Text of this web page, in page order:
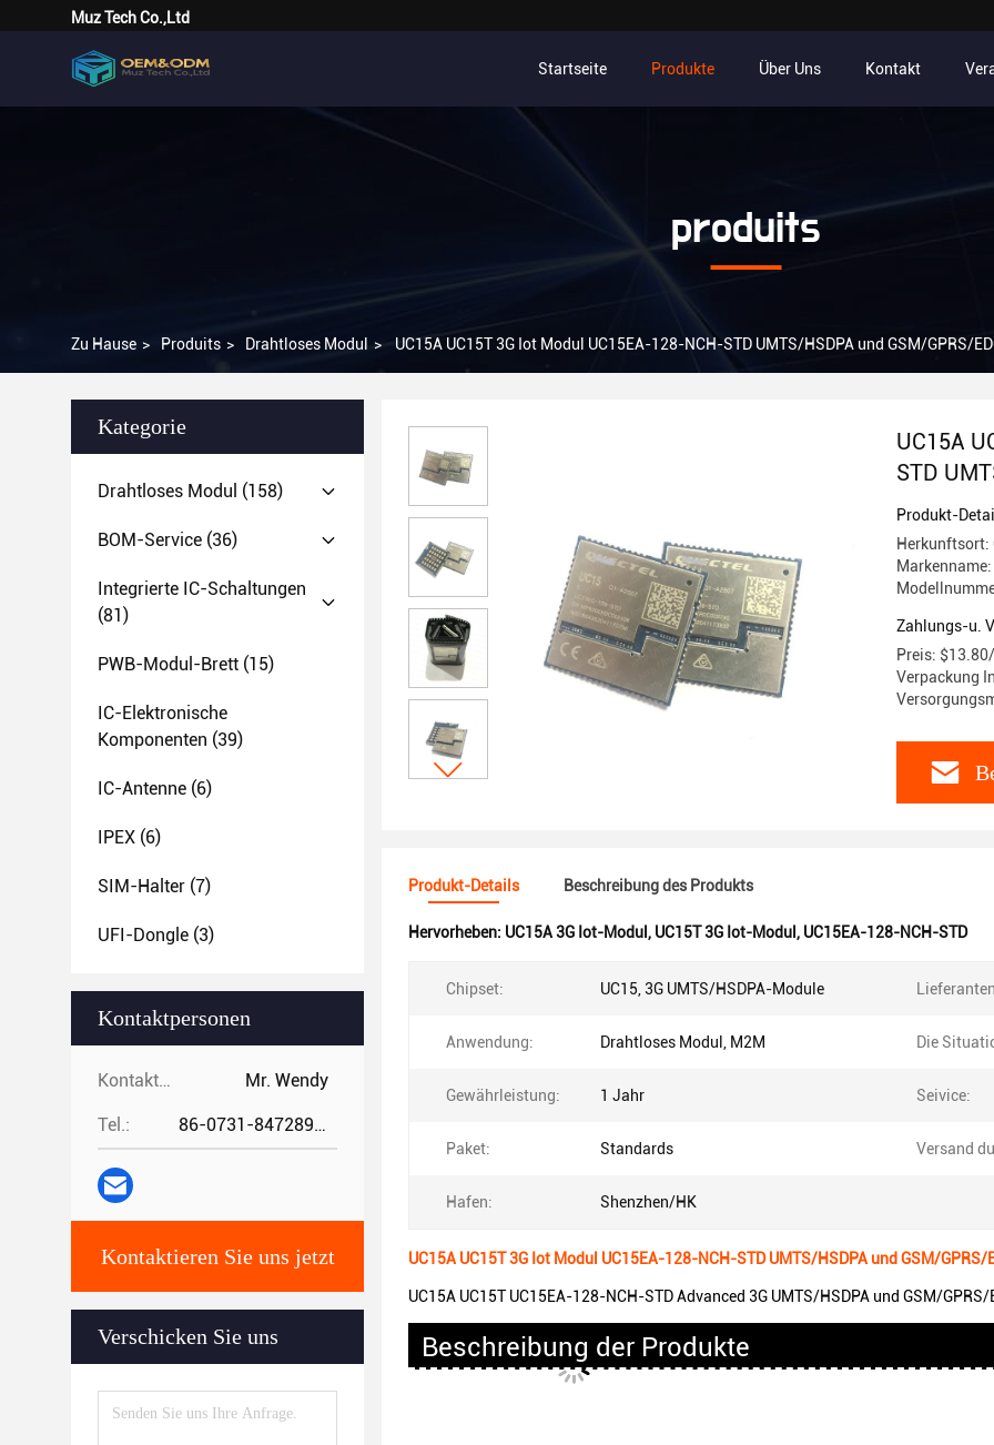
Muz Tech Co.,Ltd
Startseite Produkte Über Uns Kontakt
produits
Zu Hause > Produits > Drahtloses Modul > UC15A UC15T 3G Iot Modul UC15EA-128-NCH-STD UMTS/HSDPA und GSM/GPRS/
Kategorie
Drahtloses Modul (158)
BOM-Service (36)
Integrierte IC-Schaltungen
(81)
PWB-Modul-Brett (15)
IC-Elektronische
Komponenten (39)
IC-Antenne (6)
IPEX (6)
SIM-Halter (7)
UFI-Dongle (3)
Kontaktpersonen
Kontaktpersonen: Mr. Wendy
Tel.: 86-0731-84728962
Kontaktieren Sie uns jetzt
Verschicken Sie uns
UC15A
STD
Produkt-
Herkunftsort:
Markenname:
Zahlungs-u.
Preis:
Verpackung
Produkt-Details Beschreibung des Produkts
Hervorheben: UC15A 3G Iot-Modul , UC15T 3G Iot-Modul , UC15EA-128-NCH-STD
Chipset: UC15, 3G UMTS/HSDPA-Module
Anwendung: Drahtloses Modul, M2M Die
Gewährleistung: 1 Jahr Seivice:
Paket: Standards Versand
Hafen: Shenzhen/HK
UC15A UC15T 3G Iot Modul UC15EA-128-NCH-STD UMTS/HSDPA und GSM/
UC15A UC15T UC15EA-128-NCH-STD Advanced 3G UMTS/HSDPA und GSM/
Beschreibung der Produkte